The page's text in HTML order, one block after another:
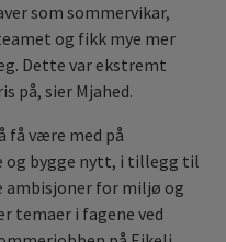
som sommervikar,
og fikk mye mer
Dette var ekstremt
på, sier Mjahed.
få være med på
og bygge nytt, i tillegg til
ambisjoner for miljø og
temaer i fagene ved